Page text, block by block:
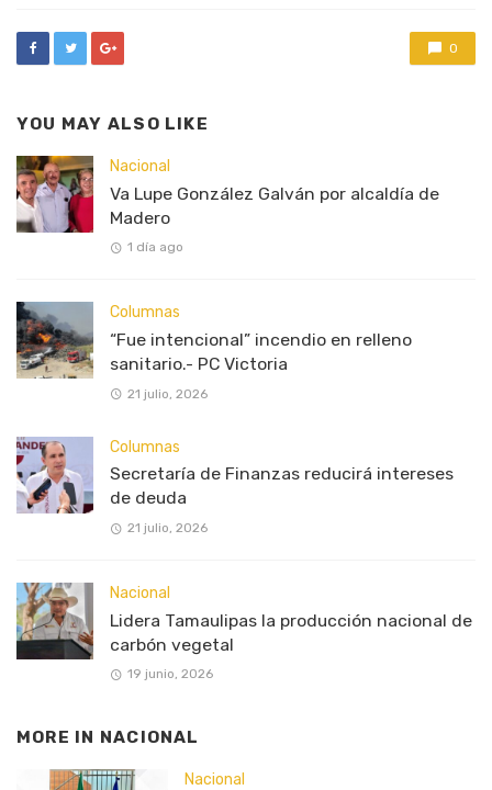
0
YOU MAY ALSO LIKE
Nacional
Va Lupe González Galván por alcaldía de
Madero
1 día ago
Columnas
“Fue intencional” incendio en relleno
sanitario.- PC Victoria
21 julio, 2026
Columnas
Secretaría de Finanzas reducirá intereses
de deuda
21 julio, 2026
Nacional
Lidera Tamaulipas la producción nacional de
carbón vegetal
19 junio, 2026
MORE IN NACIONAL
Nacional